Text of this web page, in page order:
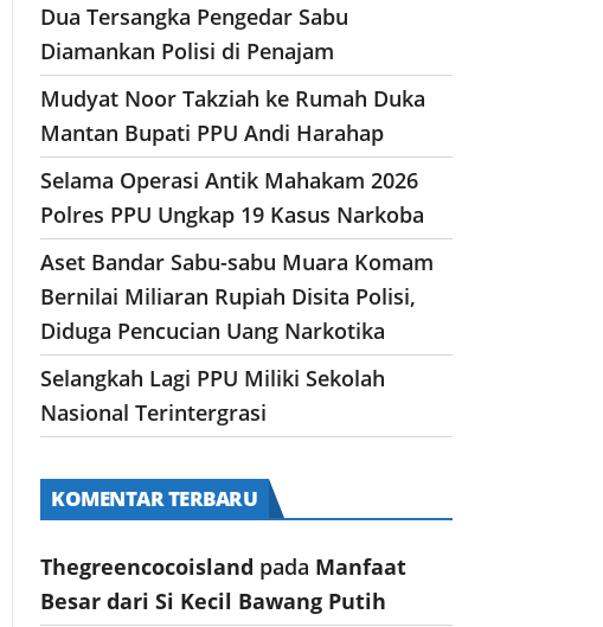
Dua Tersangka Pengedar Sabu
Diamankan Polisi di Penajam
Mudyat Noor Takziah ke Rumah Duka
Mantan Bupati PPU Andi Harahap
Selama Operasi Antik Mahakam 2026
Polres PPU Ungkap 19 Kasus Narkoba
Aset Bandar Sabu-sabu Muara Komam
Bernilai Miliaran Rupiah Disita Polisi,
Diduga Pencucian Uang Narkotika
Selangkah Lagi PPU Miliki Sekolah
Nasional Terintergrasi
KOMENTAR TERBARU
Thegreencocoisland pada Manfaat
Besar dari Si Kecil Bawang Putih